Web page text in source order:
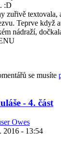
:D
zuřivě
Teprve když
nádraží,
se musíte
- 4. část
2016 - 13:54